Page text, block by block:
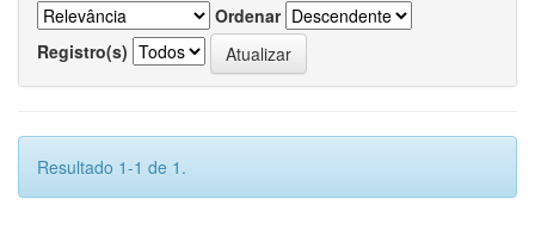
Ordenar
Registro(s)
Resultado 1-1 de 1.